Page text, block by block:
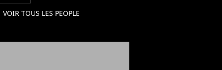
VOIR TOUS LES PEOPLE